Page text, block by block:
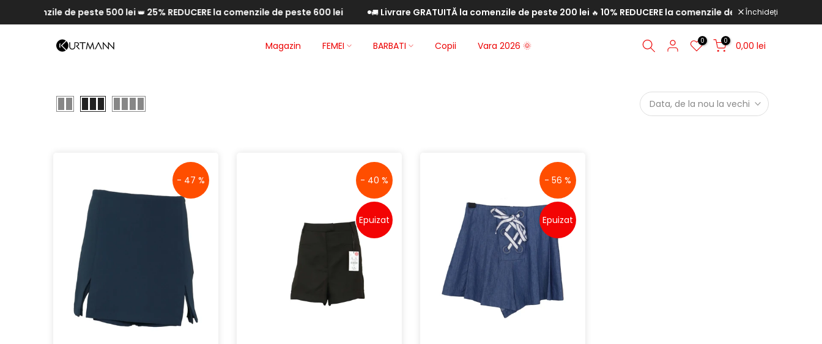
la
peste 500 lei👑25% REDUCERE la comenzile de peste 600 lei 🚚Livrare GRATUITĂ la comenzile de peste 200 lei🔥10% REDUCERE la comenzile de peste 350 lei💥20% REDUCERE la
Închideți
Magazin FEMEI BARBATI Copii Vara 2026 🌞 0 0 0,00 lei
Data, de la nou la vechi
- 47 % - 40 %
Epuizat
- 56 %
Epuizat